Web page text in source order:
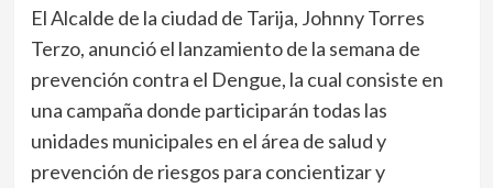
El Alcalde de la ciudad de Tarija, Johnny Torres
Terzo, anunció el lanzamiento de la semana de
prevención contra el Dengue, la cual consiste en
una campaña donde participarán todas las
unidades municipales en el área de salud y
prevención de riesgos para concientizar y